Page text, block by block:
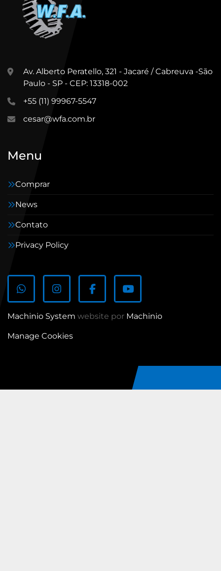
Av. Alberto Peratello, 321 - Jacaré / Cabreuva -São
Paulo - SP - CEP: 13318-002
+55 (11) 99967-5547
cesar@wfa.com.br
Menu
Comprar
News
Contato
Privacy Policy
whatsappinstagramfacebookyoutube
Machinio System website por Machinio
Manage Cookies